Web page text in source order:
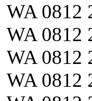
WA 0812
WA 0812
WA 0812
WA 0812